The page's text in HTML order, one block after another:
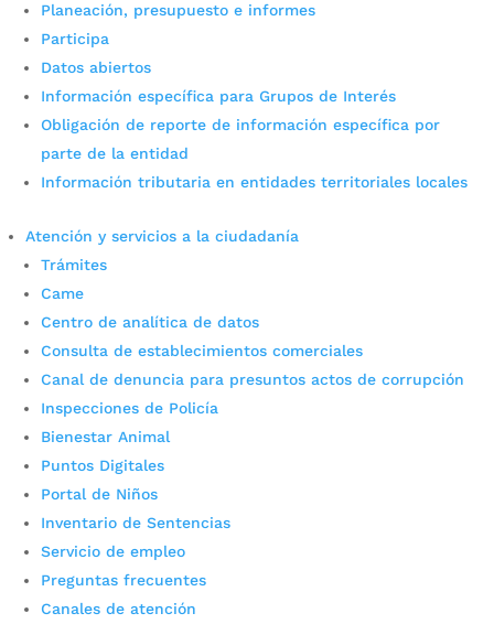
Planeación, presupuesto e informes
Participa
Datos abiertos
Información específica para Grupos de Interés
Obligación de reporte de información específica por
parte de la entidad
Información tributaria en entidades territoriales locales
Atención y servicios a la ciudadanía
Trámites
Came
Centro de analítica de datos
Consulta de establecimientos comerciales
Canal de denuncia para presuntos actos de corrupción
Inspecciones de Policía
Bienestar Animal
Puntos Digitales
Portal de Niños
Inventario de Sentencias
Servicio de empleo
Preguntas frecuentes
Canales de atención
seguimiento Austeridad del gasto con corte a 30
de junio de 2026 Vigencia 2025 Informe de
Austeridad en el Gasto con corte a Marzo 31 de
2025 Informe de Austeridad en el Gasto...
Contratos de Comodatos
Información acerca de los Comodatos. El Municipio
de Bucaramanga está facultado para celebrar
Contratos de Comodato en predios de su
propiedad, teniendo en cuenta lo estipulado en el
Articulo 38 de la Ley 9 de 1989.Para que cualquier
persona pueda acceder a cada uno...